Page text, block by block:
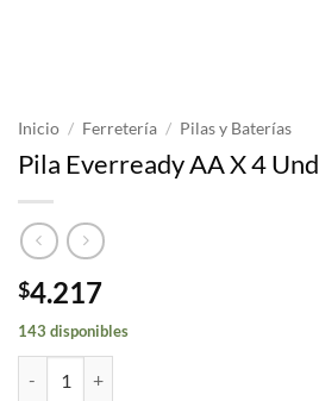
Inicio / Ferretería / Pilas y Baterías
Pila Everready AA X 4 Und
$4.217
143 disponibles